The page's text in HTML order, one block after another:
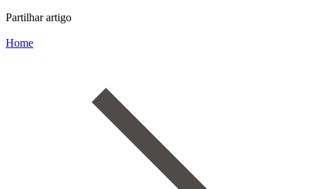
Partilhar artigo
Home